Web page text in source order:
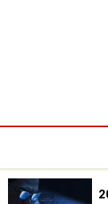
（ ）普通の括
や、[９]キーを